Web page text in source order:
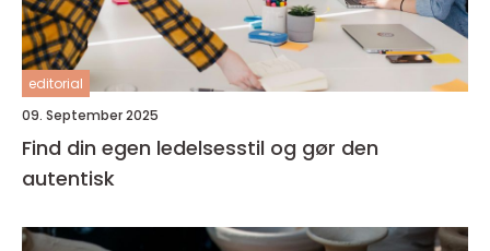
editorial
09. September 2025
Find din egen ledelsesstil og gør den
autentisk